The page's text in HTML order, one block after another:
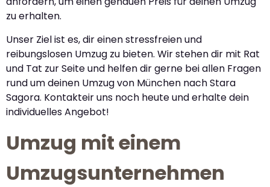
zu erhalten.
Unser Ziel ist es, dir einen stressfreien und
reibungslosen Umzug zu bieten. Wir stehen dir mit Rat
und Tat zur Seite und helfen dir gerne bei allen Fragen
rund um deinen Umzug von München nach Stara
Sagora. Kontakteir uns noch heute und erhalte dein
individuelles Angebot!
Umzug mit einem
Umzugsunternehmen